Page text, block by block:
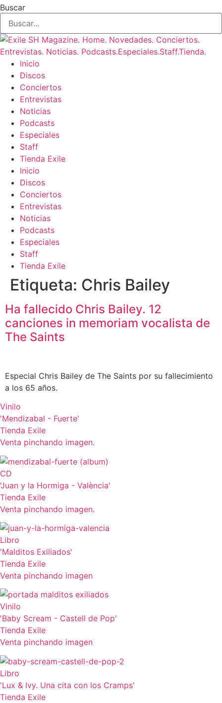
Buscar
Inicio
Discos
Conciertos
Entrevistas
Noticias
Podcasts
Especiales
Staff
Tienda Exile
Inicio
Discos
Conciertos
Entrevistas
Noticias
Podcasts
Especiales
Staff
Tienda Exile
Etiqueta: Chris Bailey
Ha fallecido Chris Bailey. 12
canciones in memoriam vocalista de
The Saints
Especial Chris Bailey de The Saints por su fallecimiento
a los 65 años.
Vinilo
'Mendizabal - Fuerte'
Tienda Exile
Venta pinchando imagen.
CD
'Juan y la Hormiga - València'
Tienda Exile
Venta pinchando imagen.
Libro
'Malditos Exiliados'
Tienda Exile
Venta pinchando imagen
Vinilo
'Baby Scream - Castell de Pop'
Tienda Exile
Venta pinchando imagen
Libro
'Lux & Ivy. Una cita con los Cramps'
Tienda Exile